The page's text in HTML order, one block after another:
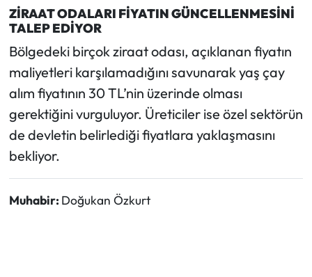
ZİRAAT ODALARI FİYATIN GÜNCELLENMESİNİ
TALEP EDİYOR
Bölgedeki birçok ziraat odası, açıklanan fiyatın
maliyetleri karşılamadığını savunarak yaş çay
alım fiyatının 30 TL’nin üzerinde olması
gerektiğini vurguluyor. Üreticiler ise özel sektörün
de devletin belirlediği fiyatlara yaklaşmasını
bekliyor.
Muhabir: Doğukan Özkurt